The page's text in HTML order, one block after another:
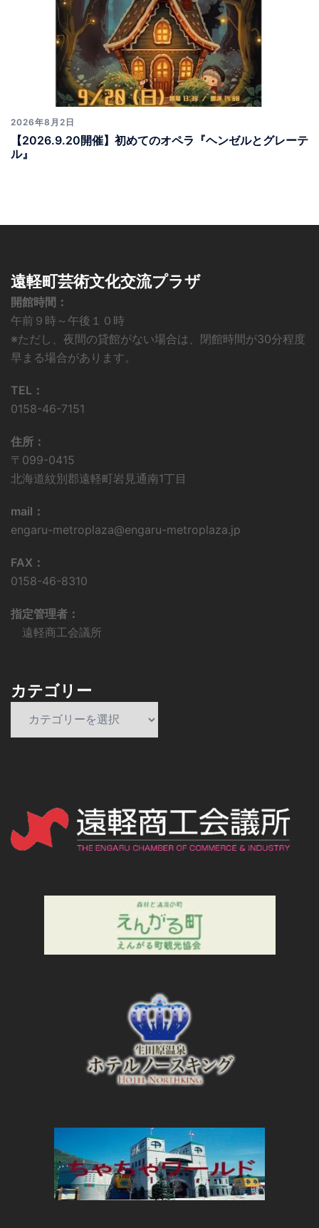
2026年8月2日
【2026.9.20開催】初めてのオペラ『ヘンゼルとグレーテ
ル』
遠軽町芸術文化交流プラザ
開館時間：
午前９時～午後１０時
※ただし、夜間の貸館がない場合は、閉館時間が30分程度
早まる場合があります。
TEL：
0158-46-7151
住所：
〒099-0415
北海道紋別郡遠軽町岩見通南1丁目
mail：
engaru-metroplaza@engaru-metroplaza.jp
FAX：
0158-46-8310
指定管理者：
遠軽商工会議所
カテゴリー